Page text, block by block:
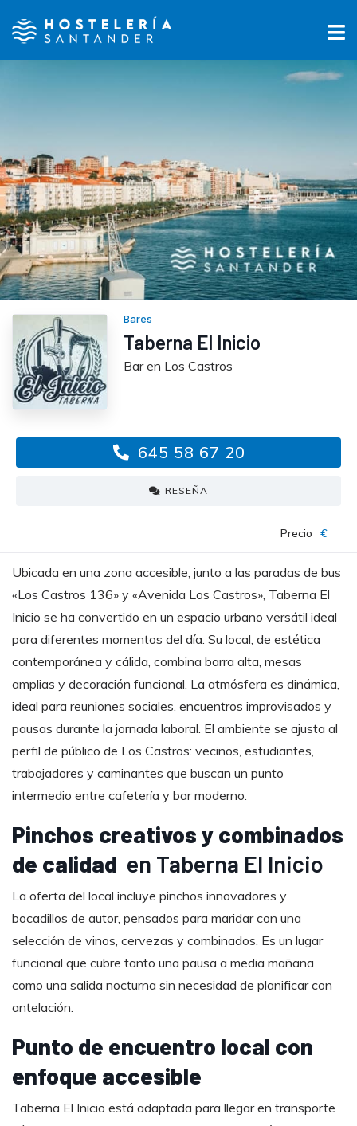
Bares
Taberna El Inicio
Bar en Los Castros
645 58 67 20
RESEÑA
Precio €
Ubicada en una zona accesible, junto a las paradas de bus
«Los Castros 136» y «Avenida Los Castros», Taberna El
Inicio se ha convertido en un espacio urbano versátil ideal
para diferentes momentos del día. Su local, de estética
contemporánea y cálida, combina barra alta, mesas
amplias y decoración funcional. La atmósfera es dinámica,
ideal para reuniones sociales, encuentros improvisados y
pausas durante la jornada laboral. El ambiente se ajusta al
perfil de público de Los Castros: vecinos, estudiantes,
trabajadores y caminantes que buscan un punto
intermedio entre cafetería y bar moderno.
Pinchos creativos y combinados
de calidad en Taberna El Inicio
La oferta del local incluye pinchos innovadores y
bocadillos de autor, pensados para maridar con una
selección de vinos, cervezas y combinados. Es un lugar
funcional que cubre tanto una pausa a media mañana
como una salida nocturna sin necesidad de planificar con
antelación.
Punto de encuentro local con
enfoque accesible
Taberna El Inicio está adaptada para llegar en transporte